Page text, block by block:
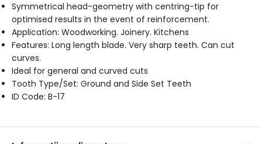
Symmetrical head-geometry with centring-tip for
optimised results in the event of reinforcement.
Application: Woodworking. Joinery. Kitchens
Features: Long length blade. Very sharp teeth. Can cut
curves.
Ideal for general and curved cuts
Tooth Type/Set: Ground and Side Set Teeth
ID Code: B-17